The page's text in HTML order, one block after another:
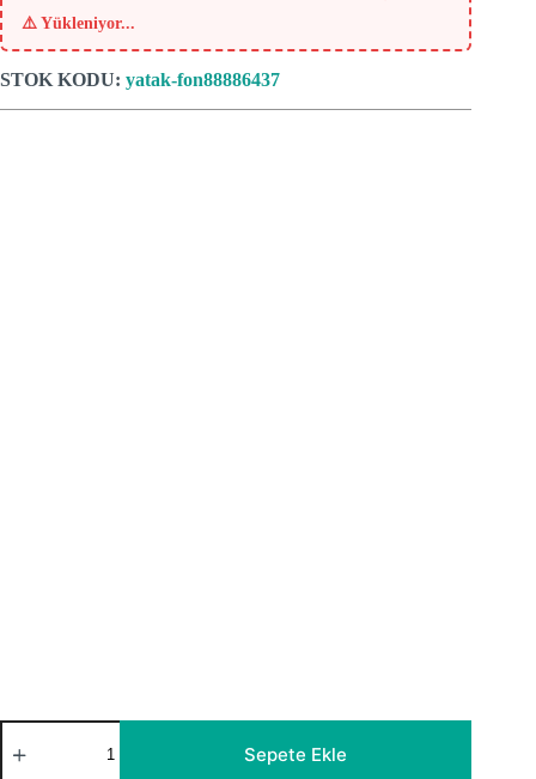
⚠️ Yükleniyor...
STOK KODU: yatak-fon88886437
Yatak
Odası
Sepete Ekle